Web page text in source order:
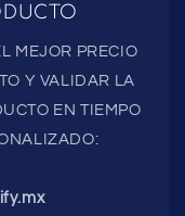
MEJOR PRECIO
Y VALIDAR LA
EN TIEMPO